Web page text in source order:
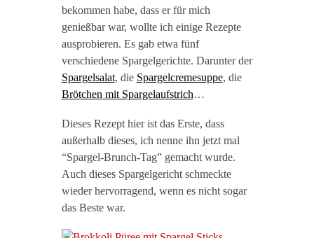
bekommen habe, dass er für mich
genießbar war, wollte ich einige Rezepte
ausprobieren. Es gab etwa fünf
verschiedene Spargelgerichte. Darunter der
Spargelsalat, die Spargelcremesuppe, die
Brötchen mit Spargelaufstrich…
Dieses Rezept hier ist das Erste, dass
außerhalb dieses, ich nenne ihn jetzt mal
“Spargel-Brunch-Tag” gemacht wurde.
Auch dieses Spargelgericht schmeckte
wieder hervorragend, wenn es nicht sogar
das Beste war.